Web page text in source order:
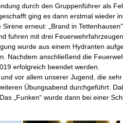
durch den Gruppenführer als
ging es dann erstmal wieder
erneut: „Brand in
fuhren mit drei
wurde aus einem Hydranten
Nachdem anschließend die
erfolgreich beendet werden.
vor allem unserer Jugend, die
Übungsabend durchgeführt.
„Funken“ wurde dann bei einer